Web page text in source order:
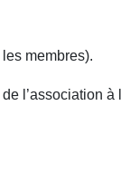
membres).
l’association à